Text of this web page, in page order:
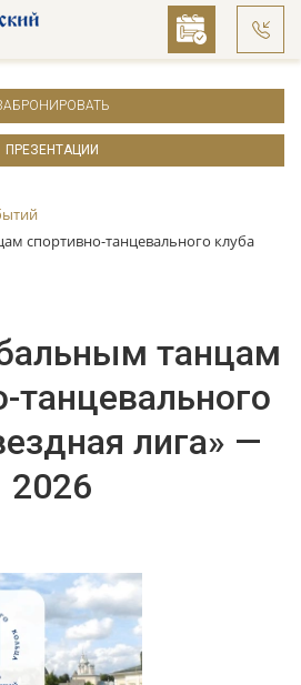
ПРЕЗЕНТАЦИИ
спортивно-танцевального клуба
танцам
танцевального
лига» —
2026